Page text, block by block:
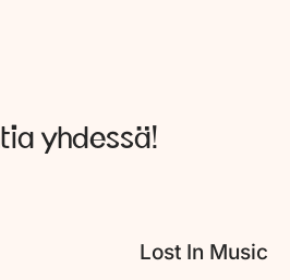
yhdessä!
Lost In Music